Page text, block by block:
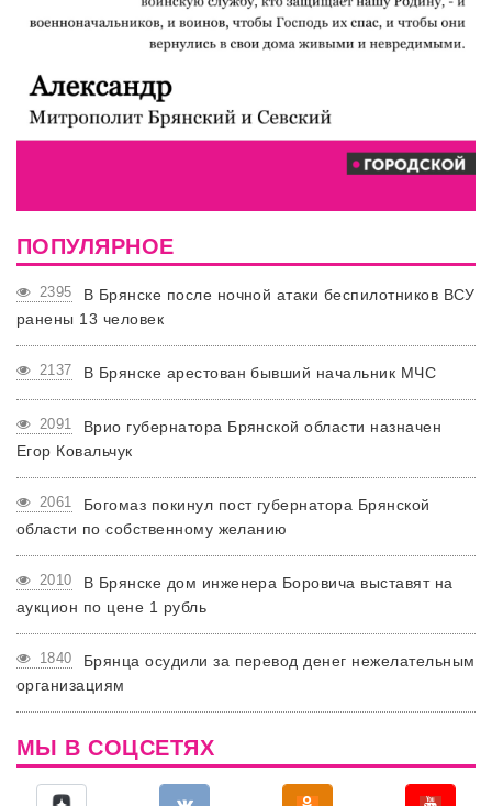
ПОПУЛЯРНОЕ
2395
В Брянске после ночной атаки беспилотников ВСУ
ранены 13 человек
2137 В Брянске арестован бывший начальник МЧС
2091
Врио губернатора Брянской области назначен
Егор Ковальчук
2061
Богомаз покинул пост губернатора Брянской
области по собственному желанию
2010
В Брянске дом инженера Боровича выставят на
аукцион по цене 1 рубль
1840
Брянца осудили за перевод денег нежелательным
организациям
МЫ В СОЦСЕТЯХ